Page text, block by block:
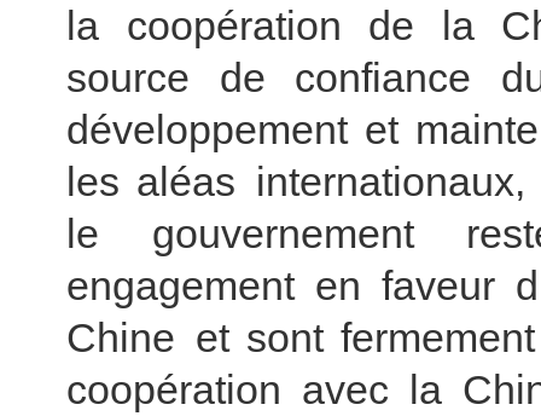
la coopération de la
source de confiance
développement et
les aléas
le gouvernement
engagement en faveur
Chine et sont
coopération avec la